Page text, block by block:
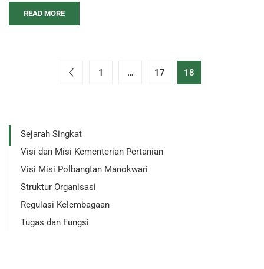
READ MORE
1 … 17 18
Sejarah Singkat
Visi dan Misi Kementerian Pertanian
Visi Misi Polbangtan Manokwari
Struktur Organisasi
Regulasi Kelembagaan
Tugas dan Fungsi